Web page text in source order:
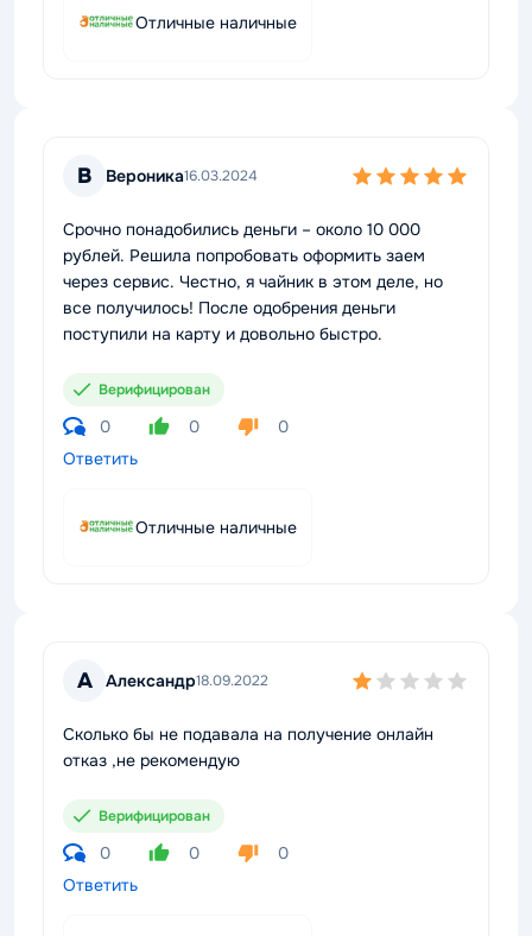
Отличные наличные
В Вероника16.03.2024
Срочно понадобились деньги – около 10 000
рублей. Решила попробовать оформить заем
через сервис. Честно, я чайник в этом деле, но
все получилось! После одобрения деньги
поступили на карту и довольно быстро.
Верифицирован
0 0
0
Ответить
Отличные наличные
А Александр18.09.2022
Сколько бы не подавала на получение онлайн
отказ ,не рекомендую
Верифицирован
0 0
0
Ответить